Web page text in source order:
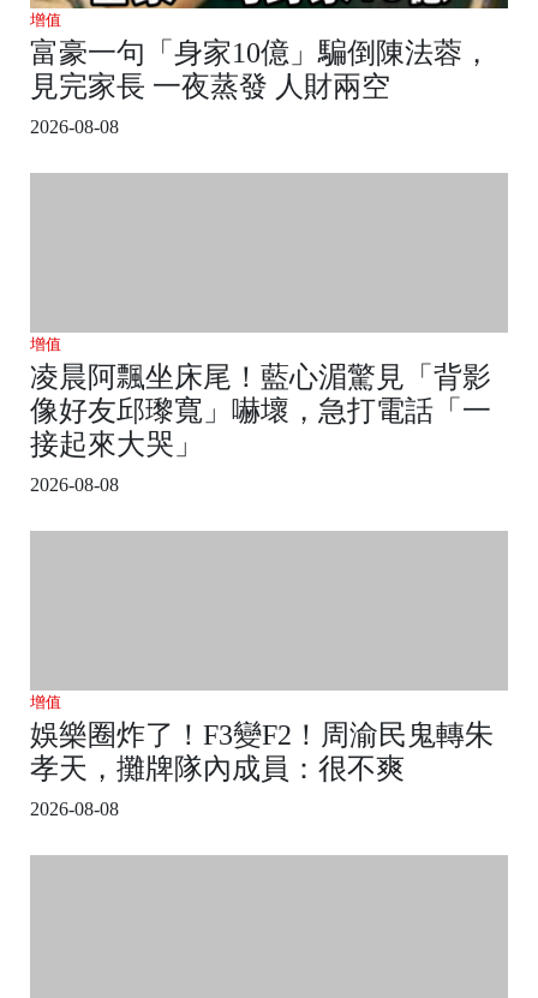
增值
富豪一句「身家10億」騙倒陳法蓉，
見完家長 一夜蒸發 人財兩空
2026-08-08
增值
凌晨阿飄坐床尾！藍心湄驚見「背影
像好友邱瓈寬」嚇壞，急打電話「一
接起來大哭」
2026-08-08
增值
娛樂圈炸了！F3變F2！周渝民鬼轉朱
孝天，攤牌隊內成員：很不爽
2026-08-08